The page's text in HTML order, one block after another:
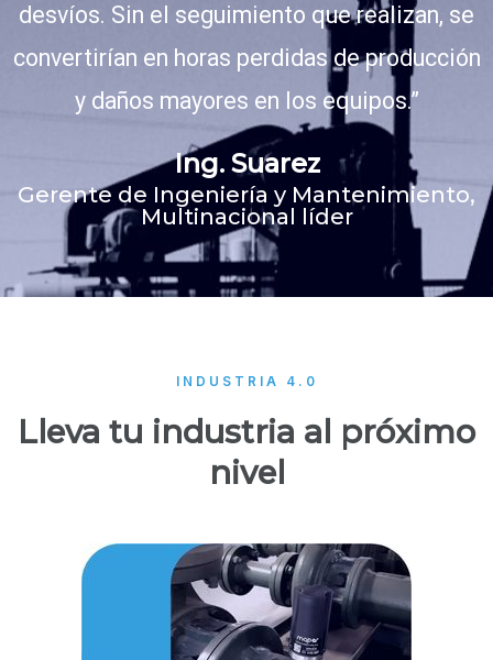
desvíos. Sin el seguimiento que realizan, se
convertirían en horas perdidas de producción
y daños mayores en los equipos.”
Ing. Suarez
Gerente de Ingeniería y Mantenimiento,
Multinacional líder
INDUSTRIA 4.0
Lleva tu industria al próximo
nivel